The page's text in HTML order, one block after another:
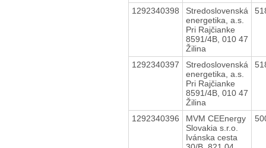
1292340398
Stredoslovenská
energetika, a.s.
Pri Rajčianke
8591/4B, 010 47
Žilina
1292340397
Stredoslovenská
energetika, a.s.
Pri Rajčianke
8591/4B, 010 47
Žilina
1292340396
MVM CEEnergy
Slovakia s.r.o.
Ivánska cesta